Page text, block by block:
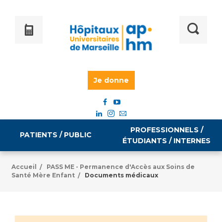
Je donne
PATIENTS / PUBLIC
Informations pratiques
PROFESSIONNELS /
ÉTUDIANTS / INTERNES
Égalité professionnelle
Emploi / formation
Accueil /
PASS ME - Permanence d'Accès aux Soins de
Santé Mère Enfant / Documents médicaux